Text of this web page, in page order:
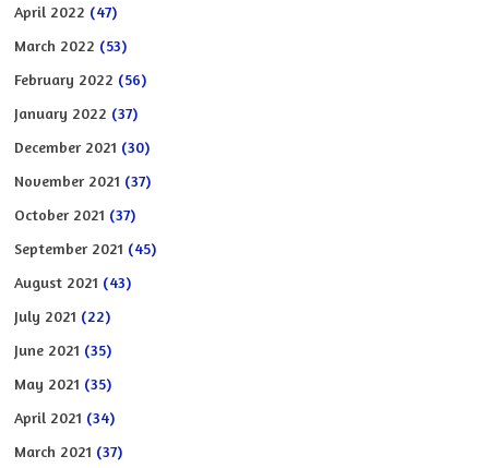
April 2022 (47)
March 2022 (53)
February 2022 (56)
January 2022 (37)
December 2021 (30)
November 2021 (37)
October 2021 (37)
September 2021 (45)
August 2021 (43)
July 2021 (22)
June 2021 (35)
May 2021 (35)
April 2021 (34)
March 2021 (37)